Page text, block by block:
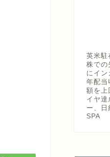
英米駐
株での
にイ
年配当
額を上
イヤ達
ー、日
SPA